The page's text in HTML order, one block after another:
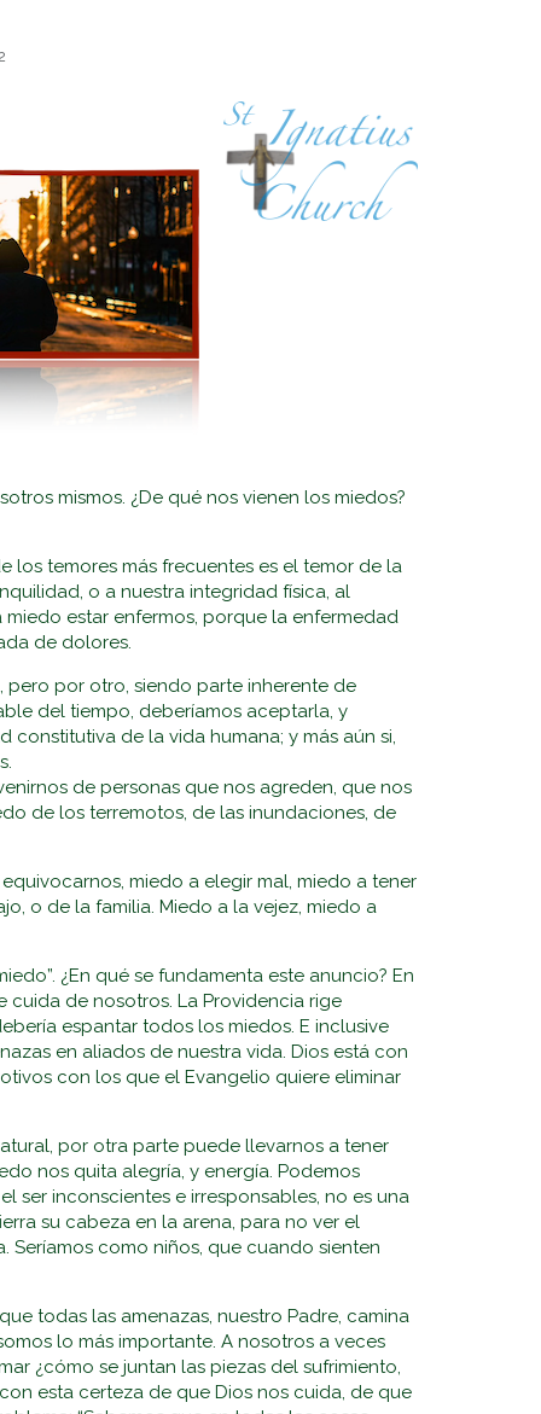
mismos. ¿De qué nos vienen los miedos?
los temores más frecuentes es el temor de la
o a nuestra integridad física, al
estar enfermos, porque la enfermedad
de dolores.
pero por otro, siendo parte inherente de
del tiempo, deberíamos aceptarla, y
de la vida humana; y más aún si,
de personas que nos agreden, que nos
de los terremotos, de las inundaciones, de
miedo a elegir mal, miedo a tener
o de la familia. Miedo a la vejez, miedo a
¿En qué se fundamenta este anuncio? En
cuida de nosotros. La Providencia rige
espantar todos los miedos. E inclusive
en aliados de nuestra vida. Dios está con
con los que el Evangelio quiere eliminar
por otra parte puede llevarnos a tener
nos quita alegría, y energía. Podemos
ser inconscientes e irresponsables, no es una
su cabeza en la arena, para no ver el
Seríamos como niños, que cuando sienten
todas las amenazas, nuestro Padre, camina
lo más importante. A nosotros a veces
¿cómo se juntan las piezas del sufrimiento,
esta certeza de que Dios nos cuida, de que